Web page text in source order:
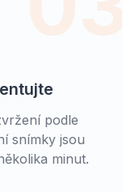
podle
snímky jsou
minut.